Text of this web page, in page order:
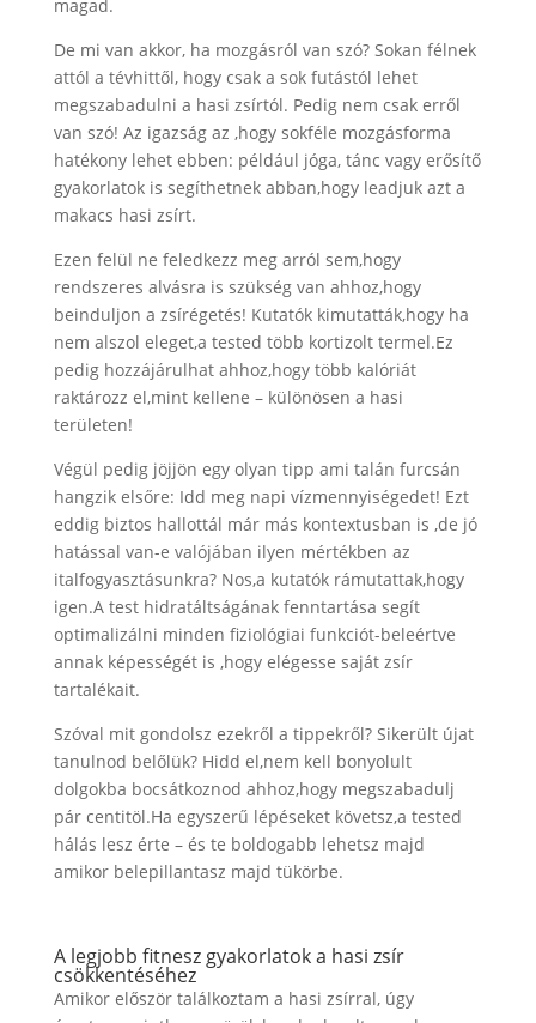
magad.
De mi van akkor, ha mozgásról van szó? Sokan félnek
attól a tévhittől, hogy csak a sok futástól lehet
megszabadulni a hasi zsírtól. Pedig nem csak erről
van szó! Az igazság az ,hogy sokféle mozgásforma
hatékony lehet ebben: például jóga, tánc vagy erősítő
gyakorlatok is segíthetnek abban,hogy leadjuk azt a
makacs hasi zsírt.
Ezen felül ne feledkezz meg arról sem,hogy
rendszeres alvásra is szükség van ahhoz,hogy
beinduljon a zsírégetés! Kutatók kimutatták,hogy ha
nem alszol eleget,a tested több kortizolt termel.Ez
pedig hozzájárulhat ahhoz,hogy több kalóriát
raktározz el,mint kellene – különösen a hasi
területen!
Végül pedig jöjjön egy olyan tipp ami talán furcsán
hangzik elsőre: Idd meg napi vízmennyiségedet! Ezt
eddig biztos hallottál már más kontextusban is ,de jó
hatással van-e valójában ilyen mértékben az
italfogyasztásunkra? Nos,a kutatók rámutattak,hogy
igen.A test hidratáltságának fenntartása segít
optimalizálni minden fiziológiai funkciót-beleértve
annak képességét is ,hogy elégesse saját zsír
tartalékait.
Szóval mit gondolsz ezekről a tippekről? Sikerült újat
tanulnod belőlük? Hidd el,nem kell bonyolult
dolgokba bocsátkoznod ahhoz,hogy megszabadulj
pár centitöl.Ha egyszerű lépéseket követsz,a tested
hálás lesz érte – és te boldogabb lehetsz majd
amikor belepillantasz majd tükörbe.
A legjobb fitnesz gyakorlatok a hasi zsír
csökkentéséhez
Amikor először találkoztam a hasi zsírral, úgy